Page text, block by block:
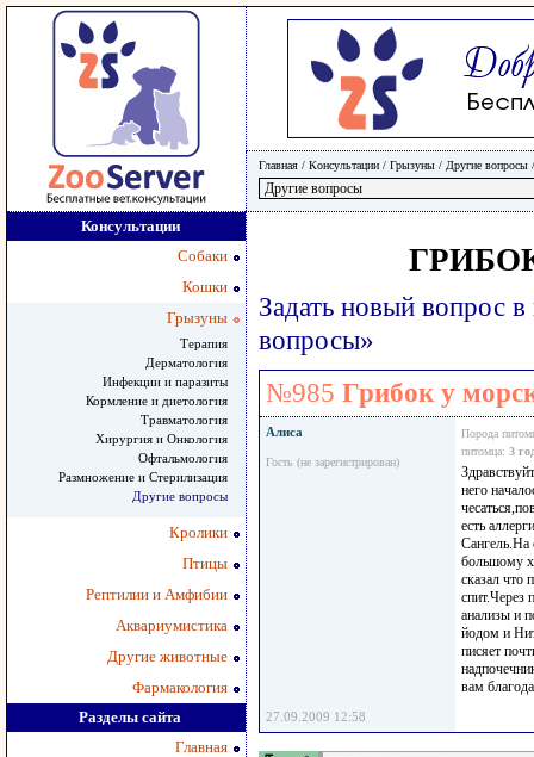
Главная / Консультации / Грызуны / Другие вопросы
Консультации
Собаки
Кошки
Грызуны
Терапия
Дерматология
Инфекции и паразиты
Кормление и диетология
Травматология
Хирургия и Онкология
Офтальмология
Размножение и Стерилизация
Другие вопросы
Кролики
Птицы
Рептилии и Амфибии
Аквариумистика
Другие животные
Фармакология
Разделы сайта
Главная
Задать новый вопрос
вопросы»
№985 Грибок у
Алиса
Гость (не зарегистрирован)
Порода
питомца: 3
него
есть
Сангель.На
большому
сказал что
спит.Через
анализы и
йодом и
писяет
вам
27.09.2009 12:58